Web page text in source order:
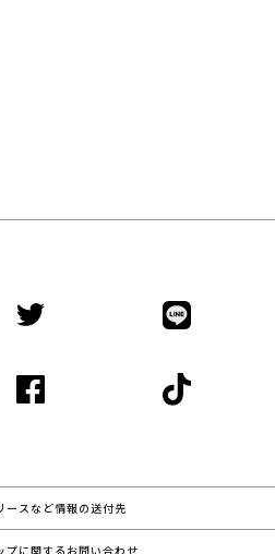
ースなど情報の送付先
プに関するお問い合わせ